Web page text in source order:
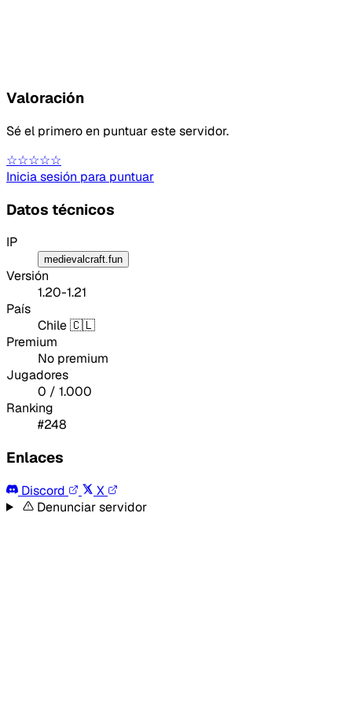
Valoración
Sé el primero en puntuar este servidor.
☆☆☆☆☆
Inicia sesión para puntuar
Datos técnicos
IP
medievalcraft.fun
Versión
1.20-1.21
País
Chile 🇨🇱
Premium
No premium
Jugadores
0 / 1.000
Ranking
#248
Enlaces
Discord
X
Denunciar servidor